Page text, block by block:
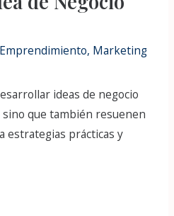
Emprendimiento, Marketing
ideas de negocio
que también resuenen
estrategias prácticas y